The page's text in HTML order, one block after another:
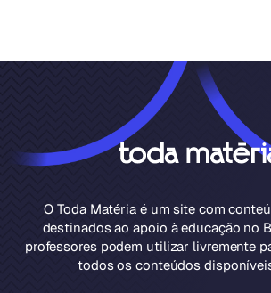
O Toda Matéria é um site com
destinados ao apoio à educação no
professores podem utilizar livremente
todos os conteúdos